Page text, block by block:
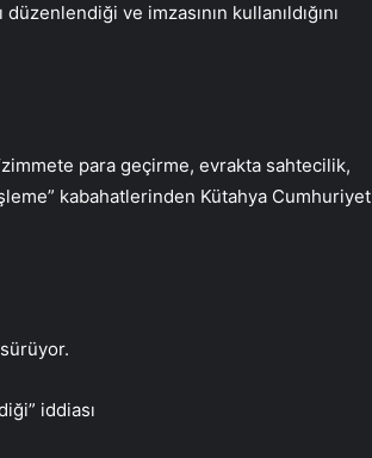
ve imzasının kullanıldığını
para geçirme, evrakta sahtecilik,
kabahatlerinden Kütahya Cumhuriyet
iddiası